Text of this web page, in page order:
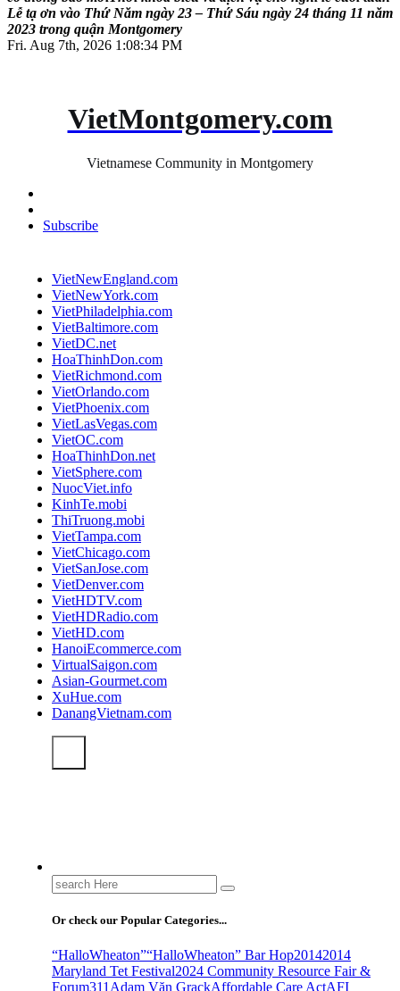
Lễ tạ ơn vào Thứ Năm ngày 23 – Thứ Sáu ngày 24 tháng 11 năm
2023 trong quận Montgomery
Fri. Aug 7th, 2026 1:08:35 PM
VietMontgomery.com
Vietnamese Community in Montgomery
Subscribe
VietNewEngland.com
VietNewYork.com
VietPhiladelphia.com
VietBaltimore.com
VietDC.net
HoaThinhDon.com
VietRichmond.com
VietOrlando.com
VietPhoenix.com
VietLasVegas.com
VietOC.com
HoaThinhDon.net
VietSphere.com
NuocViet.info
KinhTe.mobi
ThiTruong.mobi
VietTampa.com
VietChicago.com
VietSanJose.com
VietDenver.com
VietHDTV.com
VietHDRadio.com
VietHD.com
HanoiEcommerce.com
VirtualSaigon.com
Asian-Gourmet.com
XuHue.com
DanangVietnam.com
Search
for:
Or check our Popular Categories...
“HalloWheaton”“HalloWheaton” Bar Hop20142014
Maryland Tet Festival2024 Community Resource Fair &
Forum311 Adam Văn GrackAffordable Care ActAFI